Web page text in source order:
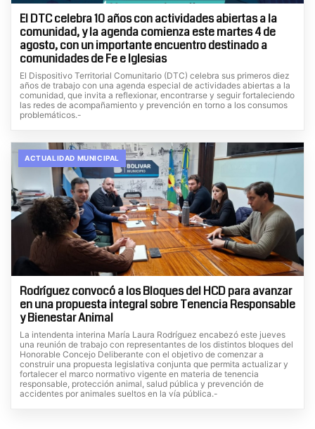
El DTC celebra 10 años con actividades abiertas a la
comunidad, y la agenda comienza este martes 4 de
agosto, con un importante encuentro destinado a
comunidades de Fe e Iglesias
El Dispositivo Territorial Comunitario (DTC) celebra sus primeros diez
años de trabajo con una agenda especial de actividades abiertas a la
comunidad, que invita a reflexionar, encontrarse y seguir fortaleciendo
las redes de acompañamiento y prevención en torno a los consumos
problemáticos.-
ACTUALIDAD MUNICIPAL
Rodríguez convocó a los Bloques del HCD para avanzar
en una propuesta integral sobre Tenencia Responsable
y Bienestar Animal
La intendenta interina María Laura Rodríguez encabezó este jueves
una reunión de trabajo con representantes de los distintos bloques del
Honorable Concejo Deliberante con el objetivo de comenzar a
construir una propuesta legislativa conjunta que permita actualizar y
fortalecer el marco normativo vigente en materia de tenencia
responsable, protección animal, salud pública y prevención de
accidentes por animales sueltos en la vía pública.-